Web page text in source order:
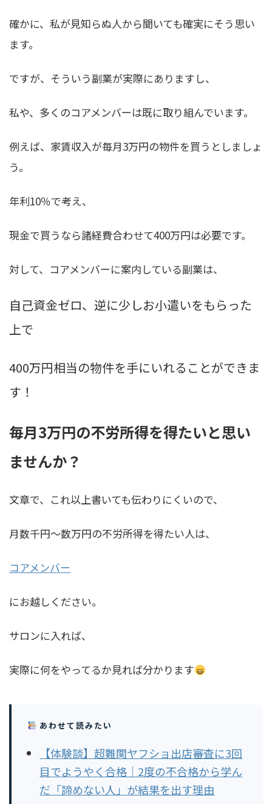
確かに、私が見知らぬ人から聞いても確実にそう思い
ます。
ですが、そういう副業が実際にありますし、
私や、多くのコアメンバーは既に取り組んでいます。
例えば、家賃収入が毎月3万円の物件を買うとしましょ
う。
年利10％で考え、
現金で買うなら諸経費合わせて400万円は必要です。
対して、コアメンバーに案内している副業は、
自己資金ゼロ、逆に少しお小遣いをもらった
上で
400万円相当の物件を手にいれることができま
す！
毎月3万円の不労所得を得たいと思い
ませんか？
文章で、これ以上書いても伝わりにくいので、
月数千円〜数万円の不労所得を得たい人は、
コアメンバー
にお越しください。
サロンに入れば、
実際に何をやってるか見れば分かります
あわせて読みたい
【体験談】超難関ヤフショ出店審査に3回
目でようやく合格｜2度の不合格から学ん
だ「諦めない人」が結果を出す理由